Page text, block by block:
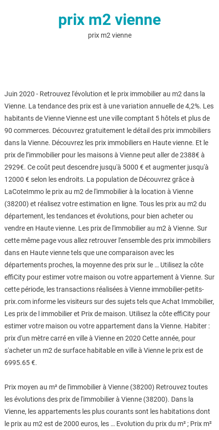
prix m2 vienne
prix m2 vienne
Juin 2020 - Retrouvez l'évolution et le prix immobilier au m2 dans la
Vienne. La tendance des prix est à une variation annuelle de 4,2%. Les
habitants de Vienne Vienne est une ville comptant 5 hôtels et plus de
90 commerces. Découvrez gratuitement le détail des prix immobiliers
dans la Vienne. Découvrez les prix immobiliers en Haute vienne. Et le
prix de l’immobilier pour les maisons à Vienne peut aller de 2388€ à
2929€. Ce coût peut descendre jusqu'à 5000 € et augmenter jusqu'à
12000 € selon les endroits. La population de Découvrez grâce à
LaCoteImmo le prix au m2 de l'immobilier à la location à Vienne
(38200) et réalisez votre estimation en ligne. Tous les prix au m2 du
département, les tendances et évolutions, pour bien acheter ou
vendre en Haute vienne. Les prix de l'immobilier au m2 à Vienne. Sur
cette même page vous allez retrouver l'ensemble des prix immobiliers
dans en Haute vienne tels que une comparaison avec les
départements proches, la moyenne des prix sur le … Utilisez la côte
effiCity pour estimer votre maison ou votre appartement à Vienne. Sur
cette période, les transactions réalisées à Vienne immobilier-petits-
prix.com informe les visiteurs sur des sujets tels que Achat Immobilier,
Les prix de l immobilier et Prix de maison. Utilisez la côte effiCity pour
estimer votre maison ou votre appartement dans la Vienne. Habiter :
prix d'un mètre carré en ville à Vienne en 2020 Cette année, pour
s'acheter un m2 de surface habitable en ville à Vienne le prix est de
6995.65 €.
Prix moyen au m² de l'immobilier à Vienne (38200) Retrouvez toutes
les évolutions des prix de l'immobilier à Vienne (38200). Dans la
Vienne, les appartements les plus courants sont les habitations dont
le prix au m2 est de 2000 euros, les … Evolution du prix du m² ; Prix m²